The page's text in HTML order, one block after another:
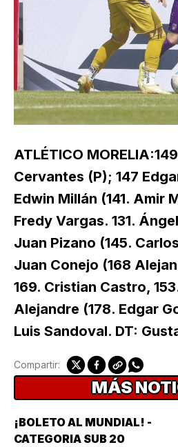
ATLÉTICO
Cervantes (P); 147
Edwin Millán (141. Amir
Fredy Vargas. 131.
Juan Pizano (145.
Juan Conejo (168
169. Cristian Castro,
Alejandre (178. Edgar
Luis Sandoval. DT:
Compartir:
MÁS
¡BOLETO AL MUNDIAL! -
CATEGORIA SUB 20